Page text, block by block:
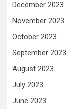
December 2023
November 2023
October 2023
September 2023
August 2023
July 2023
June 2023